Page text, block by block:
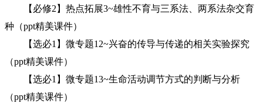
【必修2】热点拓展3~雄性不育与三系法、两系法杂交育
种（ppt精美课件）
【选必1】微专题12~兴奋的传导与传递的相关实验探究
（ppt精美课件）
【选必1】微专题13~生命活动调节方式的判断与分析
（ppt精美课件）